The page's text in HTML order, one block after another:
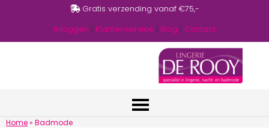
Gratis verzending vanaf €75,-
Inloggen | Klantenservice | Blog | Contact
Home» Badmode